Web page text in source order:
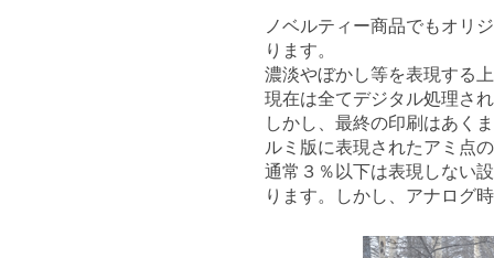
ノベルティー商品でもオリ
ります。
濃淡やぼかし等を表現する
現在は全てデジタル処理さ
しかし、最終の印刷はあく
ルミ版に表現されたアミ点
通常３％以下は表現しない
ります。しかし、アナログ